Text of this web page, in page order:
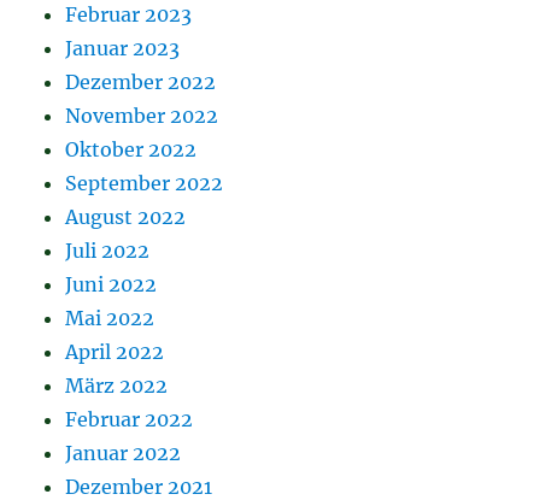
Februar 2023
Januar 2023
Dezember 2022
November 2022
Oktober 2022
September 2022
August 2022
Juli 2022
Juni 2022
Mai 2022
April 2022
März 2022
Februar 2022
Januar 2022
Dezember 2021